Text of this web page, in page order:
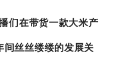
们在带货一款大米产
间丝丝缕缕的发展关